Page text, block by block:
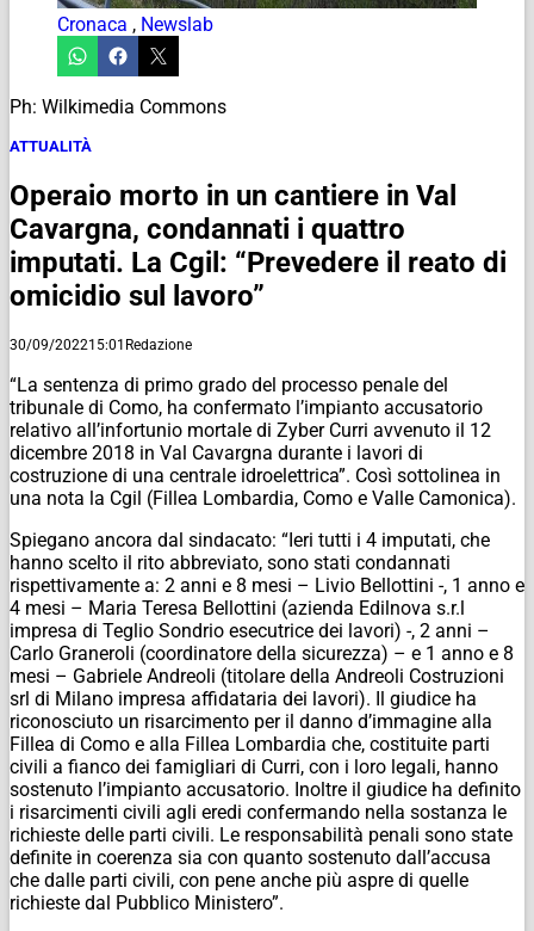
Cronaca , Newslab
Ph: Wilkimedia Commons
ATTUALITÀ
Operaio morto in un cantiere in Val
Cavargna, condannati i quattro
imputati. La Cgil: “Prevedere il reato di
omicidio sul lavoro”
30/09/202215:01 Redazione
“La sentenza di primo grado del processo penale del
tribunale di Como, ha confermato l’impianto accusatorio
relativo all’infortunio mortale di Zyber Curri avvenuto il 12
dicembre 2018 in Val Cavargna durante i lavori di
costruzione di una centrale idroelettrica”. Così sottolinea in
una nota la Cgil (Fillea Lombardia, Como e Valle Camonica).
Spiegano ancora dal sindacato: “Ieri tutti i 4 imputati, che
hanno scelto il rito abbreviato, sono stati condannati
rispettivamente a: 2 anni e 8 mesi – Livio Bellottini -, 1 anno e
4 mesi – Maria Teresa Bellottini (azienda Edilnova s.r.l
impresa di Teglio Sondrio esecutrice dei lavori) -, 2 anni –
Carlo Graneroli (coordinatore della sicurezza) – e 1 anno e 8
mesi – Gabriele Andreoli (titolare della Andreoli Costruzioni
srl di Milano impresa affidataria dei lavori). Il giudice ha
riconosciuto un risarcimento per il danno d’immagine alla
Fillea di Como e alla Fillea Lombardia che, costituite parti
civili a fianco dei famigliari di Curri, con i loro legali, hanno
sostenuto l’impianto accusatorio. Inoltre il giudice ha definito
i risarcimenti civili agli eredi confermando nella sostanza le
richieste delle parti civili. Le responsabilità penali sono state
definite in coerenza sia con quanto sostenuto dall’accusa
che dalle parti civili, con pene anche più aspre di quelle
richieste dal Pubblico Ministero”.